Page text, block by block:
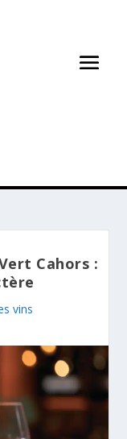
Cahors :
vins